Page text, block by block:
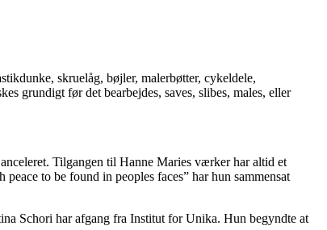
skruelåg, bøjler, malerbøtter, cykeldele,
grundigt før det bearbejdes, saves, slibes, males, eller
Tilgangen til Hanne Maries værker har altid et
to be found in peoples faces” har hun sammensat
Schori har afgang fra Institut for Unika. Hun begyndte at